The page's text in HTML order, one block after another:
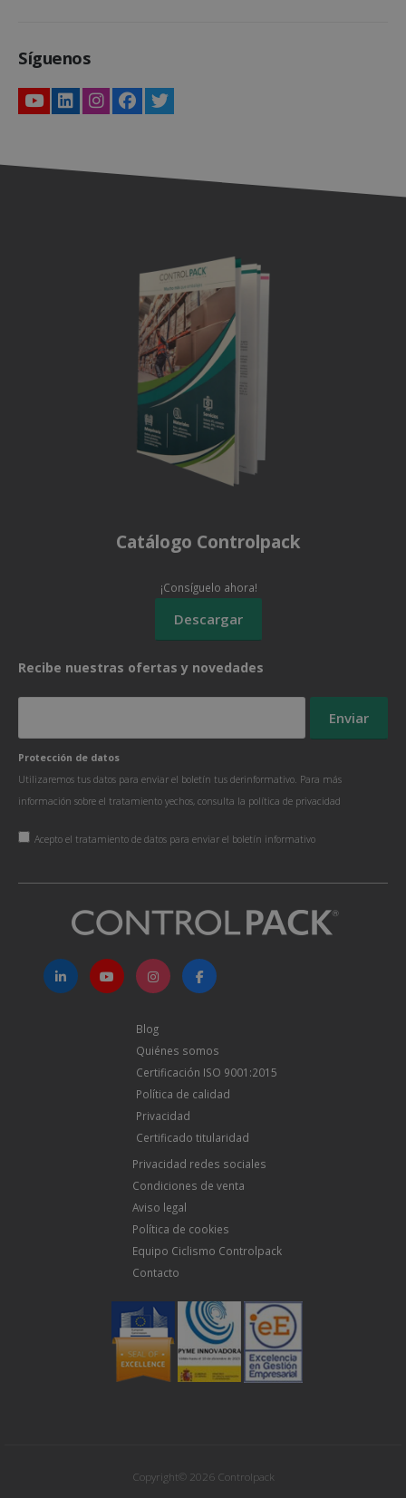
Síguenos
Recibe nuestras ofertas y novedades
Protección de datos
Utilizaremos tus datos para enviar el boletín tus derinformativo. Para más
información sobre el tratamiento yechos, consulta la política de privacidad
Acepto el tratamiento de datos para enviar el boletín informativo
Catálogo Controlpack
¡Consíguelo ahora!
Blog
Quiénes somos
Certificación ISO 9001:2015
Política de calidad
Privacidad
Certificado titularidad
Privacidad redes sociales
Condiciones de venta
Aviso legal
Política de cookies
Equipo Ciclismo Controlpack
Contacto
Copyright© 2026 Controlpack